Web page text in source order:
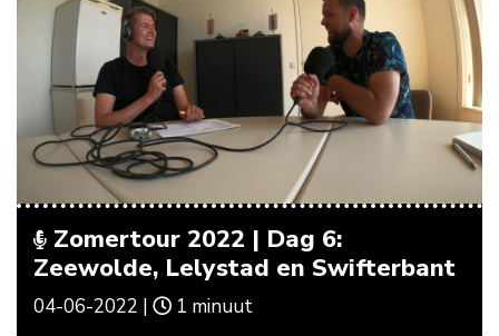
Zomertour 2022 | Dag 6:
Zeewolde, Lelystad en Swifterbant
04-06-2022 | 1 minuut